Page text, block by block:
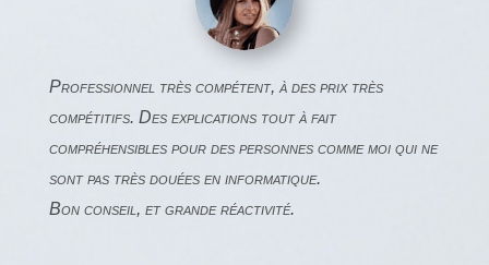
Professionnel très compétent, à des prix très
compétitifs. Des explications tout à fait
compréhensibles pour des personnes comme moi qui ne
sont pas très douées en informatique.
Bon conseil, et grande réactivité.